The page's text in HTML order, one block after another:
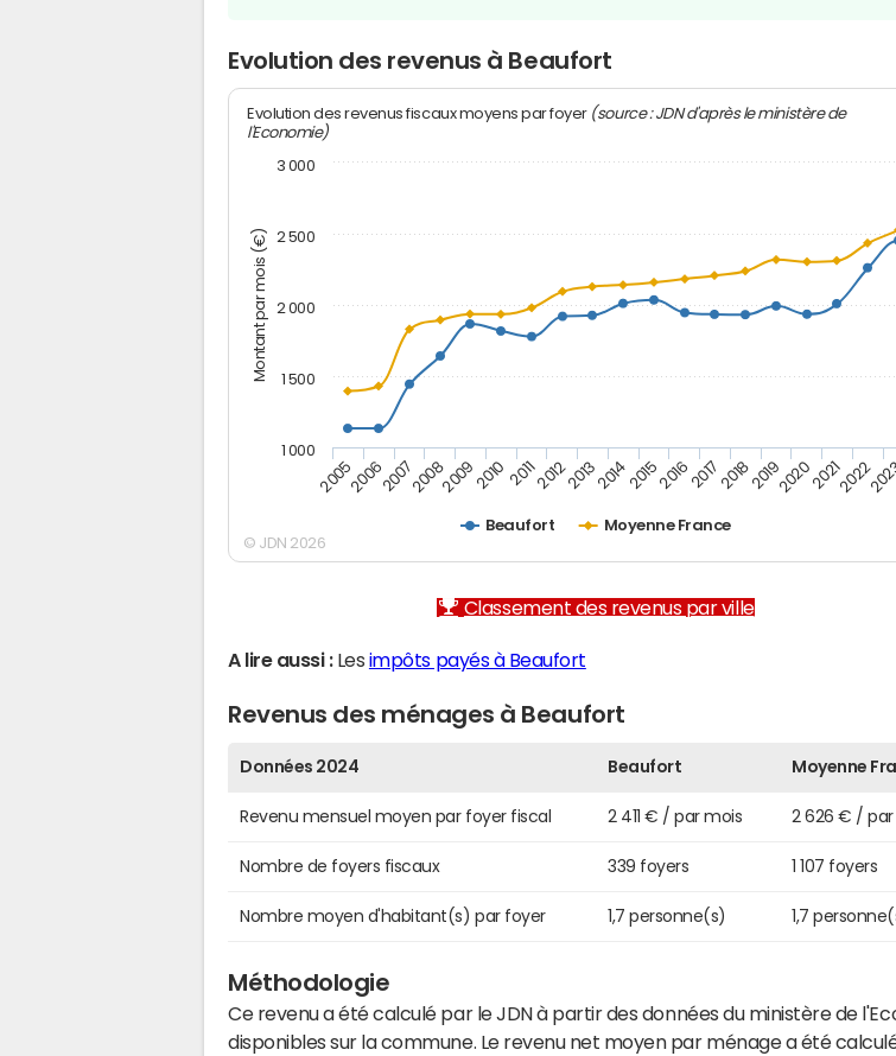
Evolution des revenus à Beaufort
Montant par mois (€)
Evolution des revenus fiscaux moyens par foyer (source : JDN d'après le ministère de
l'Economie)
Beaufort Moyenne France
200520062007200820092010 201120122013201420152016201720182019202020212022
1 000
1 500
2 000
2 500
3 000
© JDN 2026
Classement des revenus par ville
A lire aussi :Les impôts payés à Beaufort
Revenus des ménages à Beaufort
Données 2024 Beaufort Moyenne
Revenu mensuel moyen par foyer fiscal 2 411 € / par mois 2 626 € / par
Nombre de foyers fiscaux 339 foyers 1 107 foyers
Nombre moyen d'habitant(s) par foyer 1,7 personne(s) 1,7
Méthodologie
Ce revenu a été calculé par le JDN à partir des données du ministère de
disponibles sur la commune. Le revenu net moyen par ménage a été